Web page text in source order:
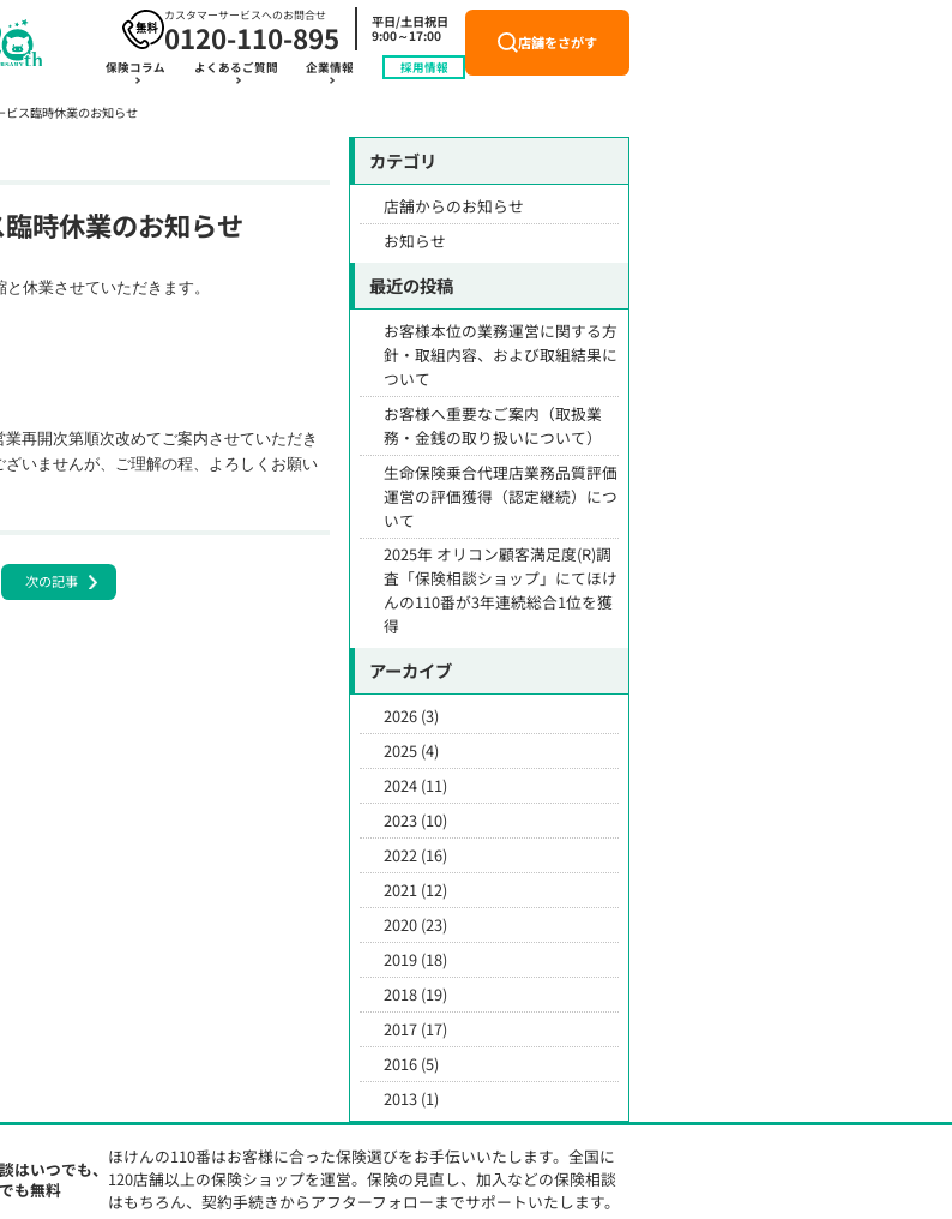
カスタマーサービスへのお問合せ
0120-110-895
平日/土日祝日
9:00～17:00
保険コラム よくあるご質問 企業情報 採用情報
店舗をさがす
ビス臨時休業のお知らせ
時休業のお知らせ
休業させていただきます。
再開次第順次改めてご案内させていただき
いませんが、
ご理解の程、よろしくお願い
次の記事
カテゴリ
店舗からのお知らせ
お知らせ
最近の投稿
お客様本位の業務運営に関する方
針・取組内容、および取組結果に
ついて
お客様へ重要なご案内（取扱業
務・金銭の取り扱いについて）
生命保険乗合代理店業務品質評価
運営の評価獲得（認定継続）につ
いて
2025年 オリコン顧客満足度(R)調
査「保険相談ショップ」にてほけ
んの110番が3年連続総合1位を獲
得
アーカイブ
2026 (3)
2025 (4)
2024 (11)
2023 (10)
2022 (16)
2021 (12)
2020 (23)
2019 (18)
2018 (19)
2017 (17)
2016 (5)
2013 (1)
はいつでも、
も無料
ほけんの110番はお客様に合った保険選びをお手伝いいたします。全国に
120店舗以上の保険ショップを運営。保険の見直し、加入などの保険相談
はもちろん、契約手続きからアフターフォローまでサポートいたします。